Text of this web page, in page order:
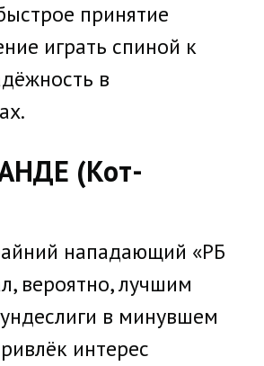
принятие
играть спиной к
в
(Кот-
нападающий «РБ
вероятно, лучшим
в минувшем
интерес